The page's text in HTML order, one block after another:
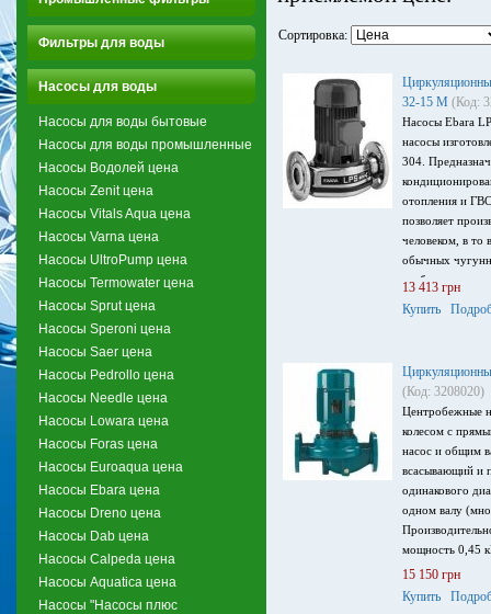
Фильтры для воды
Насосы для воды
Насосы для воды бытовые
Насосы для воды промышленные
Насосы Водолей цена
Насосы Zenit цена
Насосы Vitals Aqua цена
Насосы Varna цена
Насосы UltroPump цена
Насосы Termowater цена
Насосы Sprut цена
Насосы Speroni цена
Насосы Saer цена
Насосы Pedrollo цена
Насосы Needle цена
Насосы Lowara цена
Насосы Foras цена
Насосы Euroaqua цена
Насосы Ebara цена
Насосы Dreno цена
Насосы Dab цена
Насосы Calpeda цена
Насосы Aquatica цена
Насосы "Насосы плюс
Сортировка:
32-15 M (Код:
Насосы Ebara
насосы
304.
отопления и
позволяет
человеком, в то
обычных
требуется
оборудование.
13 413 грн
Купить
(Код: 3208020)
Центробежные
колесом с
насос и общим
всасывающий и
одинакового
одном валу
мощность 0,45
15 150 грн
Купить